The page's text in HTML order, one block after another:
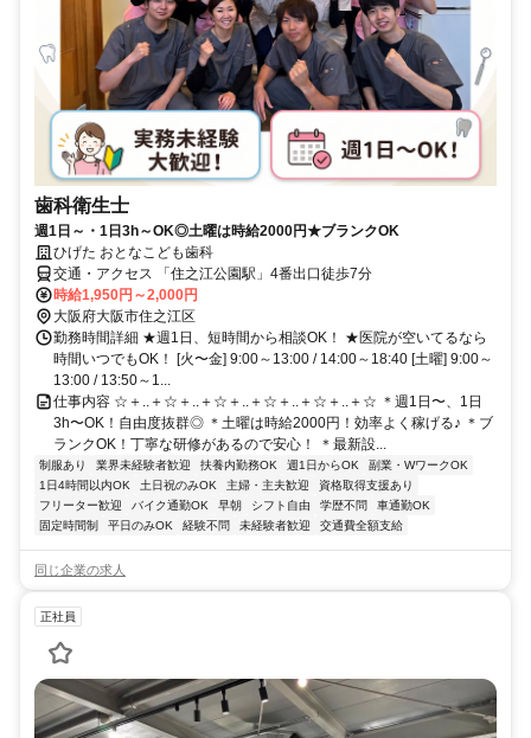
歯科衛生士
週1日～・1日3h～OK◎土曜は時給2000円★ブランクOK
ひげた おとなこども歯科
交通・アクセス 「住之江公園駅」4番出口徒歩7分
時給1,950円～2,000円
大阪府大阪市住之江区
勤務時間詳細 ★週1日、短時間から相談OK！ ★医院が空いてるなら
時間いつでもOK！ [火〜金] 9:00～13:00 / 14:00～18:40 [土曜] 9:00～
13:00 / 13:50～1...
仕事内容 ☆＋..＋☆＋..＋☆＋..＋☆＋..＋☆＋..＋☆ ＊週1日〜、1日
3h〜OK！自由度抜群◎ ＊土曜は時給2000円！効率よく稼げる♪ ＊ブ
ランクOK！丁寧な研修があるので安心！ ＊最新設...
制服あり 業界未経験者歓迎 扶養内勤務OK 週1日からOK
副業・WワークOK
1日4時間以内OK
土日祝のみOK 主婦・主夫歓迎
資格取得支援あり
フリーター歓迎
バイク通勤OK 早朝 シフト自由 学歴不問
車通勤OK
固定時間制
平日のみOK 経験不問 未経験者歓迎 交通費全額支給
同じ企業の求人
正社員